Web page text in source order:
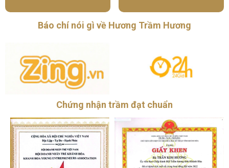
Báo chí nói gì về Hương Trầm Hương
Chứng nhận trầm đạt chuẩn